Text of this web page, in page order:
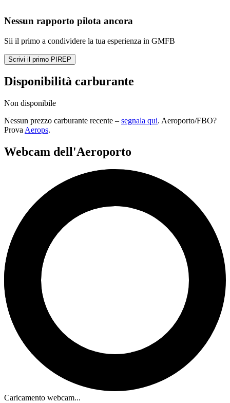
Nessun rapporto pilota ancora
Sii il primo a condividere la tua esperienza in GMFB
Scrivi il primo PIREP
Disponibilità carburante
Non disponibile
Nessun prezzo carburante recente – segnala qui. Aeroporto/FBO?
Prova Aerops.
Webcam dell'Aeroporto
Caricamento webcam...